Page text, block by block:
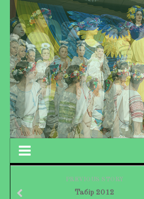
Кохно Вікторія Вікторівна
PREVIOUS STORY
Табір 2012